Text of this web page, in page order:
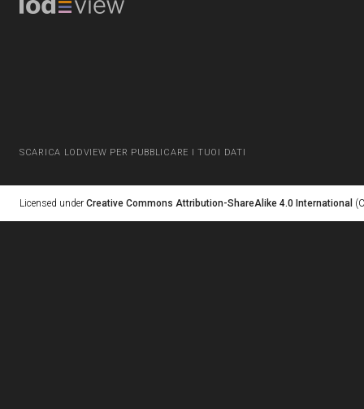
SCARICA LODVIEW PER PUBBLICARE I TUOI DATI
Licensed under Creative Commons Attribution-ShareAlike 4.0 International